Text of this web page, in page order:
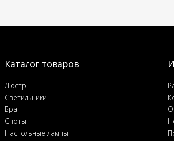
Каталог товаров
Люстры
Светильники
Бра
Споты
Настольные лампы